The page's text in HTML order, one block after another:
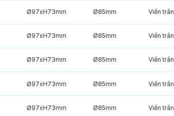
Ø97xH73mm Ø85mm Viền
Ø97xH73mm Ø85mm Viền
Ø97xH73mm Ø85mm Viền
Ø97xH73mm Ø85mm Viền
Ø97xH73mm Ø85mm Viền